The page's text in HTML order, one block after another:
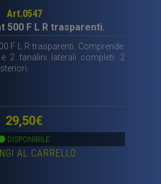
Art.0547
500 F L R trasparenti.
F L R trasparenti. Comprende:
2 fanalini laterali completi. 2
29,50€
DISPONIBILE
AL CARRELLO